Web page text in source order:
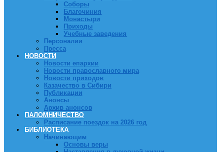
Соборы
Благочиния
Монастыри
Приходы
Учебные заведения
Персоналии
Пресса
НОВОСТИ
Новости епархии
Новости православного мира
Новости приходов
Казачество в Сибири
Публикации
Анонсы
Архив анонсов
ПАЛОМНИЧЕСТВО
Расписание поездок на 2026 год
БИБЛИОТЕКА
Начинающим
Основы веры